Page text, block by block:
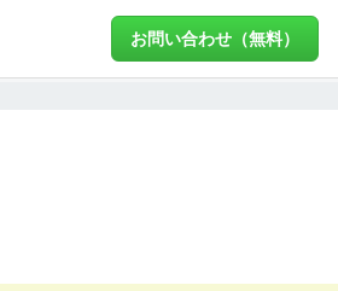
お問い合わせ（無料）